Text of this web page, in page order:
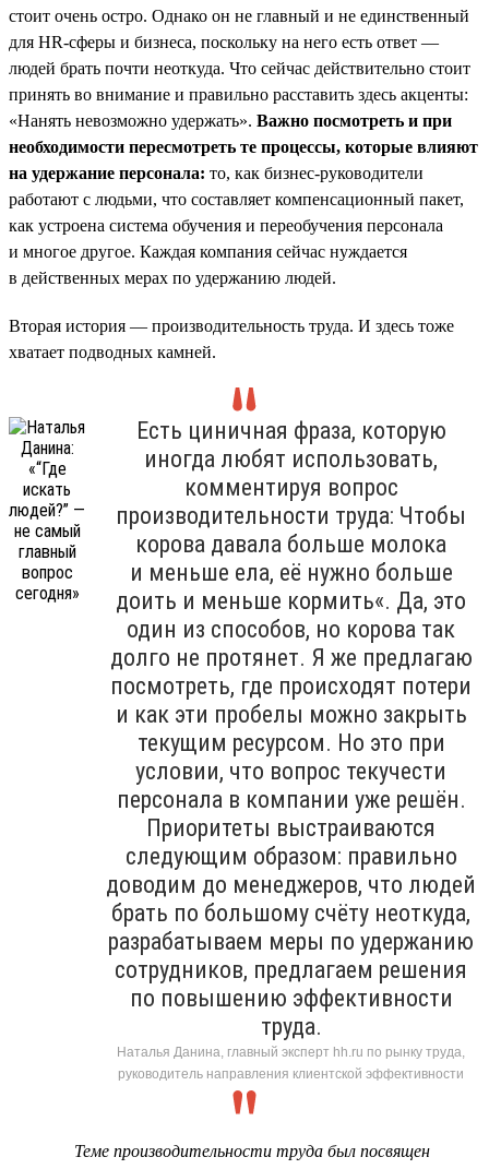
стоит очень остро. Однако он не главный и не единственный
для HR-сферы и бизнеса, поскольку на него есть ответ —
людей брать почти неоткуда. Что сейчас действительно стоит
принять во внимание и правильно расставить здесь акценты:
«Нанять невозможно удержать». Важно посмотреть и при
необходимости пересмотреть те процессы, которые влияют
на удержание персонала: то, как бизнес-руководители
работают с людьми, что составляет компенсационный пакет,
как устроена система обучения и переобучения персонала
и многое другое. Каждая компания сейчас нуждается
в действенных мерах по удержанию людей.
Вторая история — производительность труда. И здесь тоже
хватает подводных камней.
Есть циничная фраза, которую
иногда любят использовать,
комментируя вопрос
производительности труда: Чтобы
корова давала больше молока
и меньше ела, её нужно больше
доить и меньше кормить«. Да, это
один из способов, но корова так
долго не протянет. Я же предлагаю
посмотреть, где происходят потери
и как эти пробелы можно закрыть
текущим ресурсом. Но это при
условии, что вопрос текучести
персонала в компании уже решён.
Приоритеты выстраиваются
следующим образом: правильно
доводим до менеджеров, что людей
брать по большому счёту неоткуда,
разрабатываем меры по удержанию
сотрудников, предлагаем решения
по повышению эффективности
труда.
Наталья Данина, главный эксперт hh.ru по рынку труда,
руководитель направления клиентской эффективности
Теме производительности труда был посвящен